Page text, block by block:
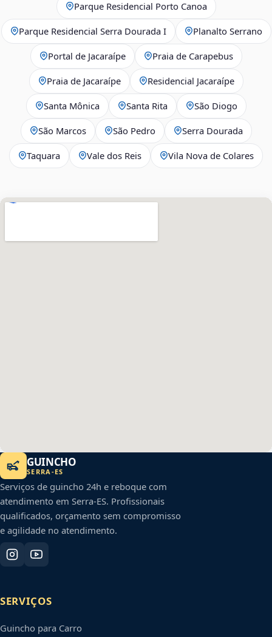
Parque Residencial Porto Canoa
Parque Residencial Serra Dourada I Planalto Serrano
Portal de Jacaraípe Praia de Carapebus
Praia de Jacaraípe Residencial Jacaraípe
Santa Mônica Santa Rita São Diogo
São Marcos São Pedro Serra Dourada
Taquara Vale dos Reis Vila Nova de Colares
GUINCHO
SERRA -ES
Serviços de guincho 24h e reboque com
atendimento em Serra-ES. Profissionais
qualificados, orçamento sem compromisso
e agilidade no atendimento.
SERVIÇOS
Guincho para Carro